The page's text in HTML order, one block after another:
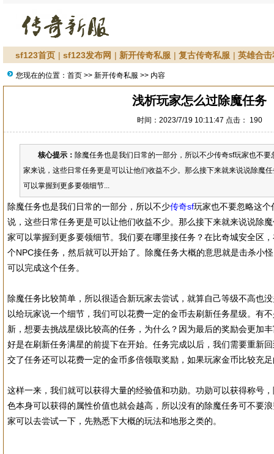
sf123首页 | sf123发布网 | 新开传奇私服 | 复古传奇私服 | 英雄合击
您现在的位置： 首页 >> 新开传奇私服 >> 内容
浅析玩家怎么过除魔任务
时间：2023/7/19 10:11:47 点击： 190
核心提示： 除魔任务也是我们日常的一部分，所以不少传奇sf玩家也不
家来说，这些日常任务更是可以让他们收益不少。那么接下来就来说说除魔
可以掌握到更多要领细节...
除魔任务也是我们日常的一部分，所以不少传奇sf玩家也不要忽略这
说，这些日常任务更是可以让他们收益不少。那么接下来就来说说除
家可以掌握到更多要领细节。我们要在哪里接任务？在比奇城安全区
个NPC接任务，然后就可以开始了。除魔任务大概的意思就是击杀小
可以完成这个任务。
除魔任务比较简单，所以很适合新玩家去尝试，就算自己等级不高也
以给玩家说一个细节，我们可以花费一定的金币去刷新任务星级。有
新，想要去挑战星级比较高的任务，为什么？因为最后的奖励会更加
好是在刷新任务满星的前提下在开始。任务完成以后，我们需要重新
交了任务还可以花费一定的金币多倍领取奖励，如果玩家金币比较充
这样一来，我们就可以获得大量的经验值和功勋。功勋可以获得称号
色本身可以获得的属性价值也就会越高，所以没有的除魔任务可不要
家可以去尝试一下，先熟悉下大概的玩法和地形之类的。